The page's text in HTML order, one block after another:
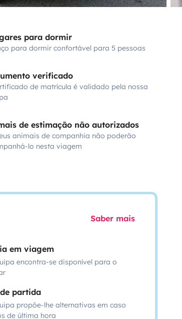
para dormir
para dormir confortável para 5 pessoas
verificado
de matrícula é validado pela nossa
de estimação não autorizados
animais de companhia não poderão
lo nesta viagem
Saber mais
em viagem
encontra-se disponível para o
partida
propõe-lhe alternativas em caso
de última hora